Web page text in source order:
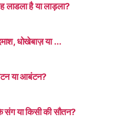
लाडला है या लाड़ला?
धोखेबाज़ या …
या आबंटन?
संग या किसी की सौतन?